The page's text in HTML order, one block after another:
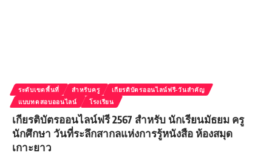
ระดับเขตพื้นที่ สำหรับครู
เกียรติบัตรออนไลน์ฟรี-วันสำคัญ
แบบทดสอบออนไลน์
โรงเรียน
เกียรติบัตรออนไลน์ฟรี 2567 สำหรับ นักเรียนมัธยม ครู
นักศึกษา วันที่ระลึกสากลแห่งการรู้หนังสือ ห้องสมุด
เกาะยาว